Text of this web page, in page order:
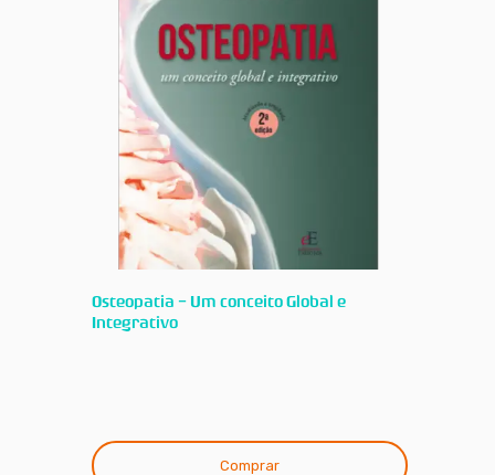
Osteopatia - Um conceito Global e
Integrativo
Comprar